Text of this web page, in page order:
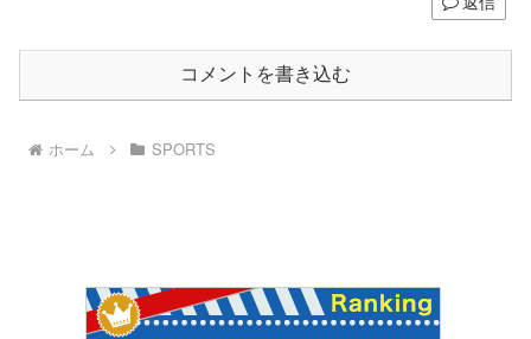
コメントを書き込む
ホーム SPORTS